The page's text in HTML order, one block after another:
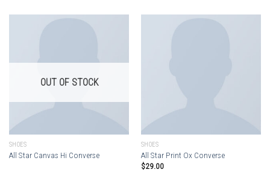
OUT OF STOCK
SHOES
All Star Canvas Hi Converse
SHOES
All Star Print Ox Converse
$29.00